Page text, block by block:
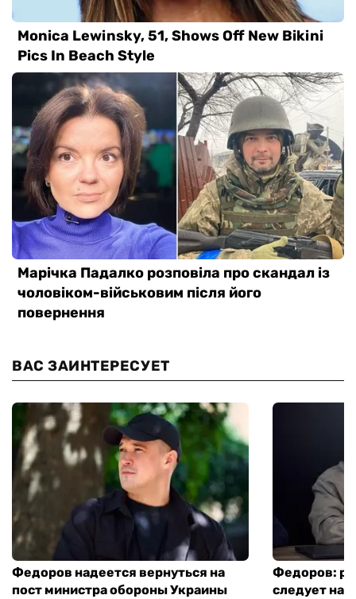
ВАС ЗАИНТЕРЕСУЕТ
Федоров надеется вернуться на
пост министра обороны Украины
Федоров:
следует